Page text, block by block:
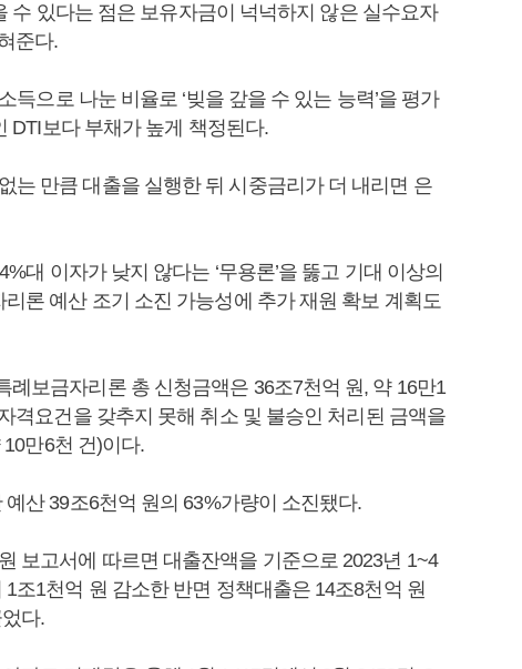
수 있다는 점은 보유자금이 넉넉하지 않은 실수요자
준다.
득으로 나눈 비율로 ‘빚을 갚을 수 있는 능력’을 평가
DTI보다 부채가 높게 책정된다.
는 만큼 대출을 실행한 뒤 시중금리가 더 내리면 은
대 이자가 낮지 않다는 ‘무용론’을 뚫고 기대 이상의
론 예산 조기 소진 가능성에 추가 재원 확보 계획도
보금자리론 총 신청금액은 36조7천억 원, 약 16만1
격요건을 갖추지 못해 취소 및 불승인 처리된 금액을
만6천 건)이다.
산 39조6천억 원의 63%가량이 소진됐다.
보고서에 따르면 대출잔액을 기준으로 2023년 1~4
조1천억 원 감소한 반면 정책대출은 14조8천억 원
다.